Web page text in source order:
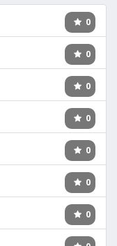
0
0
0
0
0
0
0